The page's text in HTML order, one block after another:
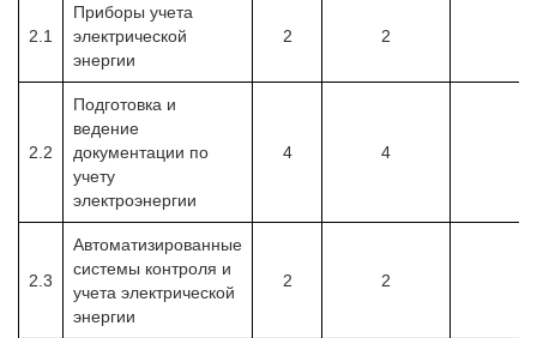
2.1
Приборы учета
электрической
энергии
2 2
2.2
Подготовка и
ведение
документации по
учету
электроэнергии
4 4
2.3
Автоматизированные
системы контроля и
учета электрической
энергии
2 2